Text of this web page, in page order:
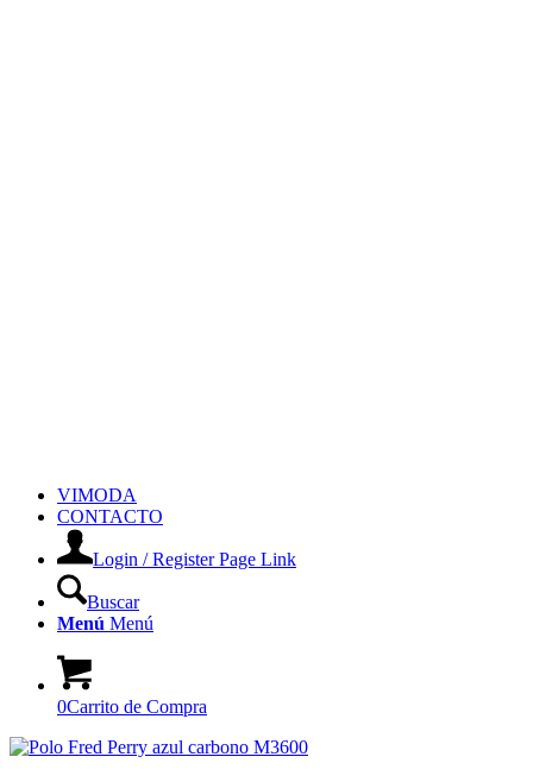
VIMODA
CONTACTO
Login / Register Page Link
Buscar
Menú Menú
0Carrito de Compra